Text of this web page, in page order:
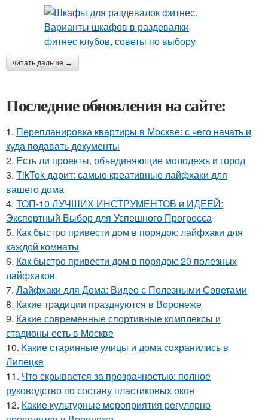
читать дальше →
Последние обновления на сайте:
1. Перепланировка квартиры в Москве: с чего начать и
куда подавать документы
2. Есть ли проекты, объединяющие молодежь и город
3. TikTok дарит: самые креативные лайфхаки для
вашего дома
4. ТОП-10 ЛУЧШИХ ИНСТРУМЕНТОВ и ИДЕЕЙ:
Экспертный Выбор для Успешного Прогресса
5. Как быстро привести дом в порядок: лайфхаки для
каждой комнаты
6. Как быстро привести дом в порядок: 20 полезных
лайфхаков
7. Лайфхаки для Дома: Видео с Полезными Советами
8. Какие традиции празднуются в Воронеже
9. Какие современные спортивные комплексы и
стадионы есть в Москве
10. Какие старинные улицы и дома сохранились в
Липецке
11. Что скрывается за прозрачностью: полное
руководство по составу пластиковых окон
12. Какие культурные мероприятия регулярно